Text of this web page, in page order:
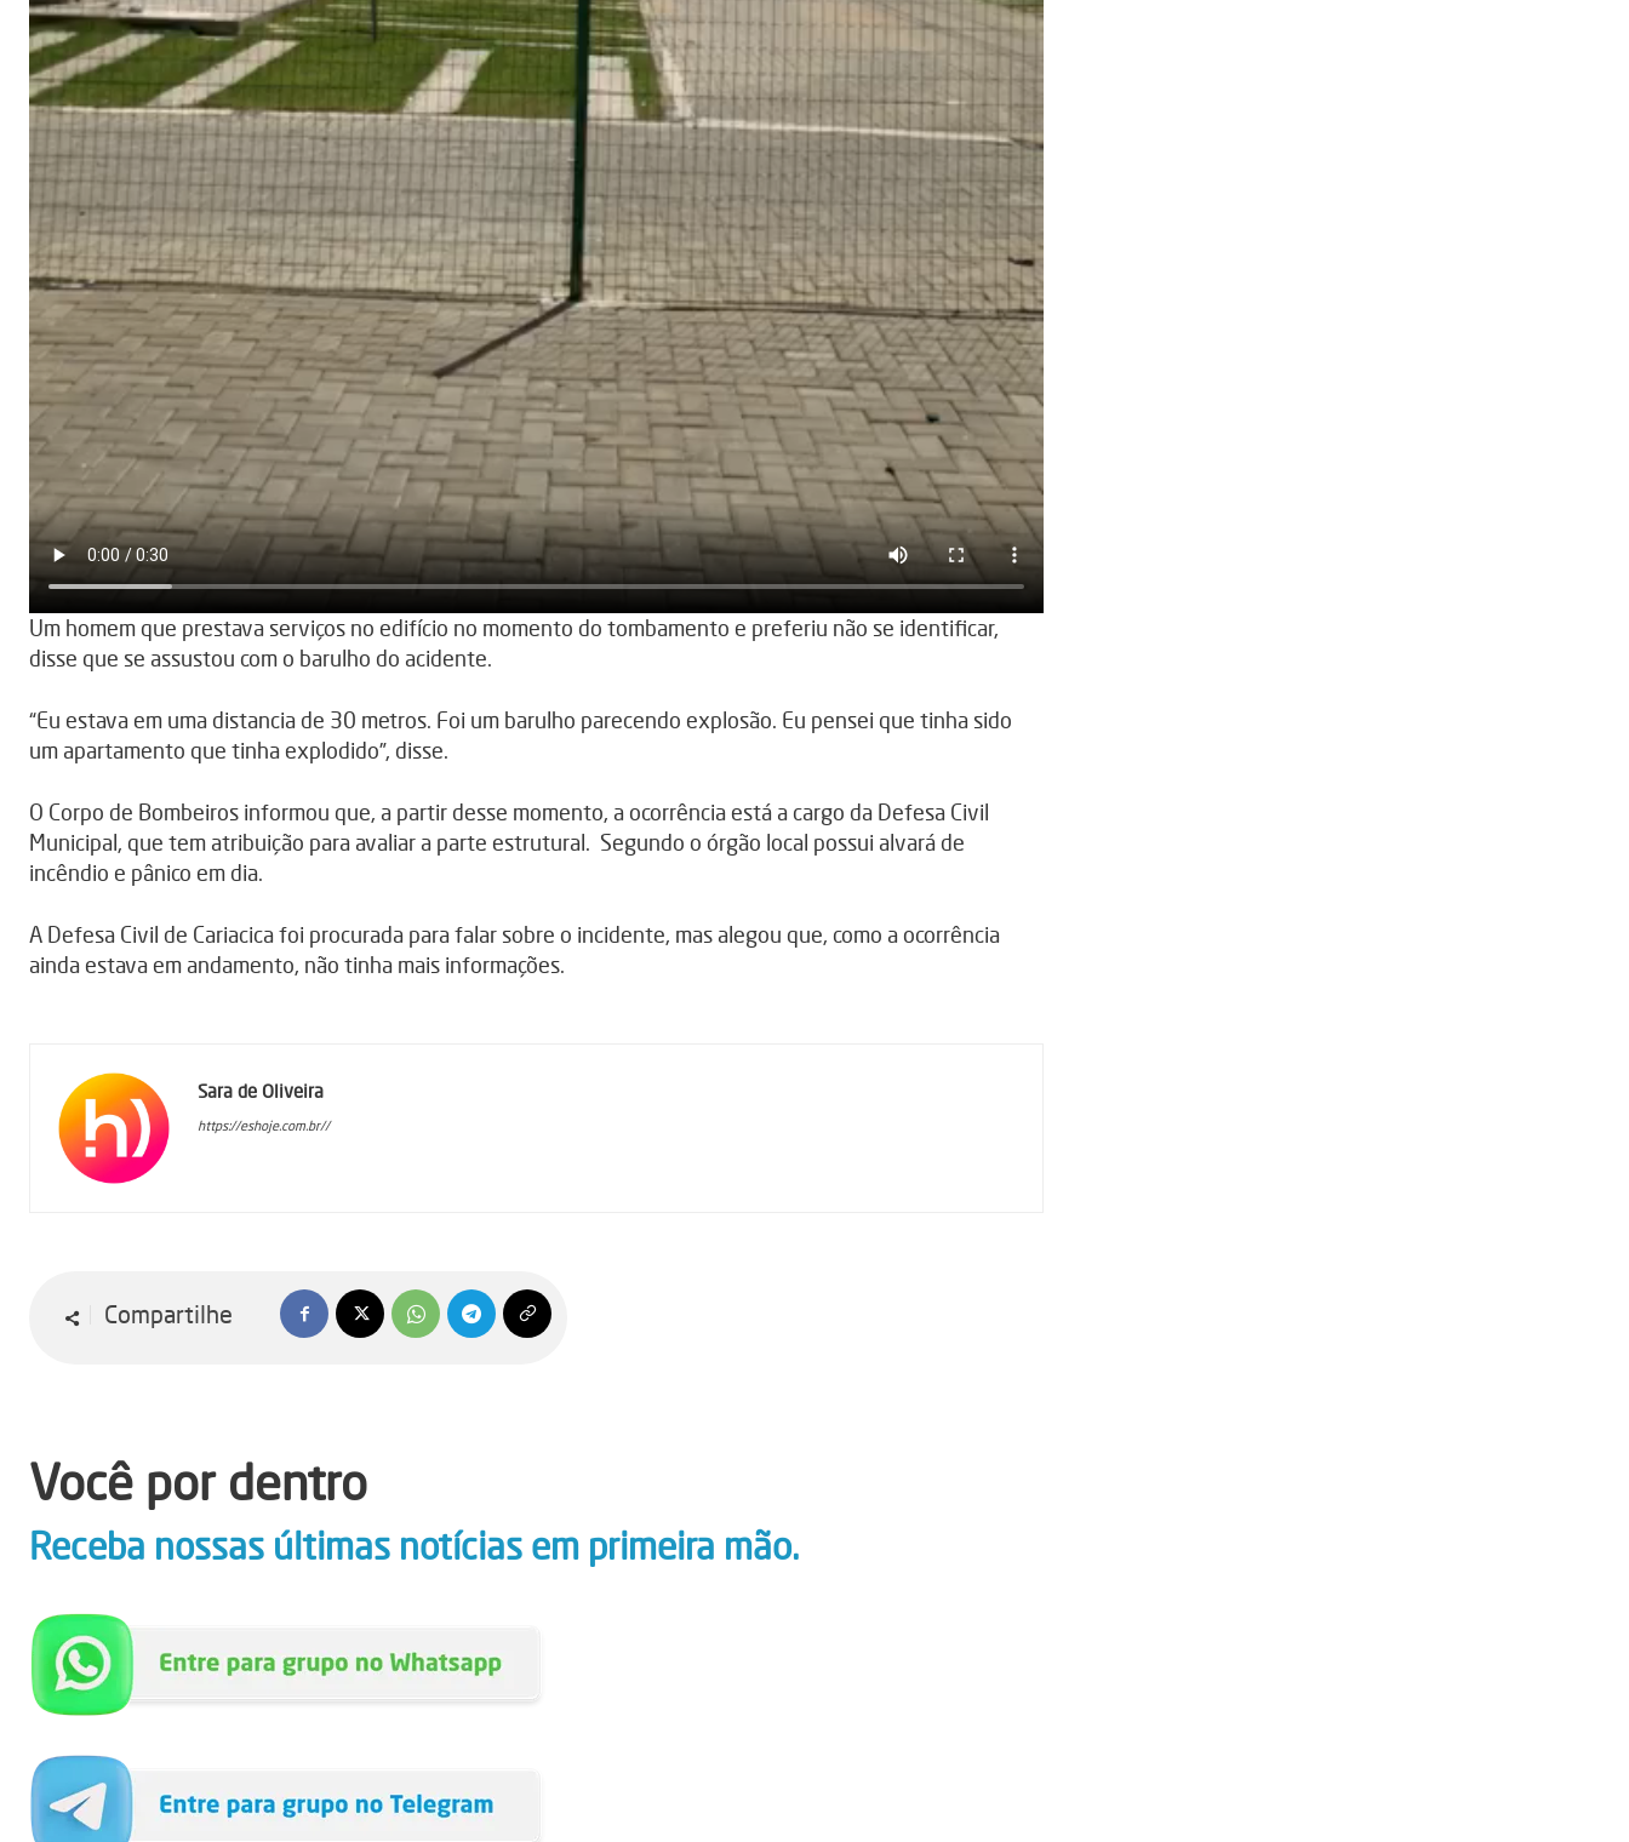
Um homem que prestava serviços no edifício no momento do tombamento e preferiu não se identificar,
disse que se assustou com o barulho do acidente.
“Eu estava em uma distancia de 30 metros. Foi um barulho parecendo explosão. Eu pensei que tinha sido
um apartamento que tinha explodido”, disse.
O Corpo de Bombeiros informou que, a partir desse momento, a ocorrência está a cargo da Defesa Civil
Municipal, que tem atribuição para avaliar a parte estrutural. Segundo o órgão local possui alvará de
incêndio e pânico em dia.
A Defesa Civil de Cariacica foi procurada para falar sobre o incidente, mas alegou que, como a ocorrência
ainda estava em andamento, não tinha mais informações.
Sara de Oliveira
https://eshoje.com.br//
Compartilhe
Você por dentro
Receba nossas últimas notícias em primeira mão.